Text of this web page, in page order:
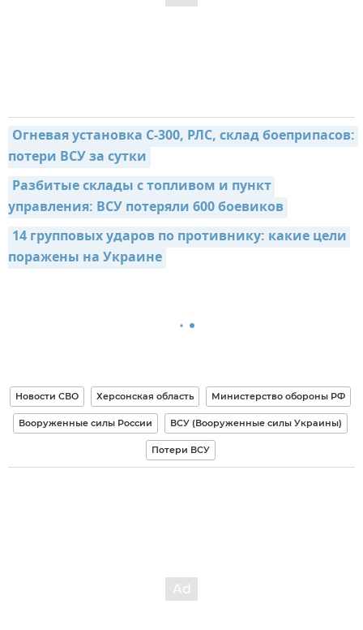
Огневая установка С-300, РЛС, склад боеприпасов:
потери ВСУ за сутки
Разбитые склады с топливом и пункт
управления: ВСУ потеряли 600 боевиков
14 групповых ударов по противнику: какие цели
поражены на Украине
Новости СВО Херсонская область Министерство обороны РФ
Вооруженные силы России ВСУ (Вооруженные силы Украины)
Потери ВСУ